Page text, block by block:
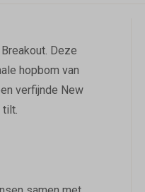
Deze
hopbom van
verfijnde New
tilt.